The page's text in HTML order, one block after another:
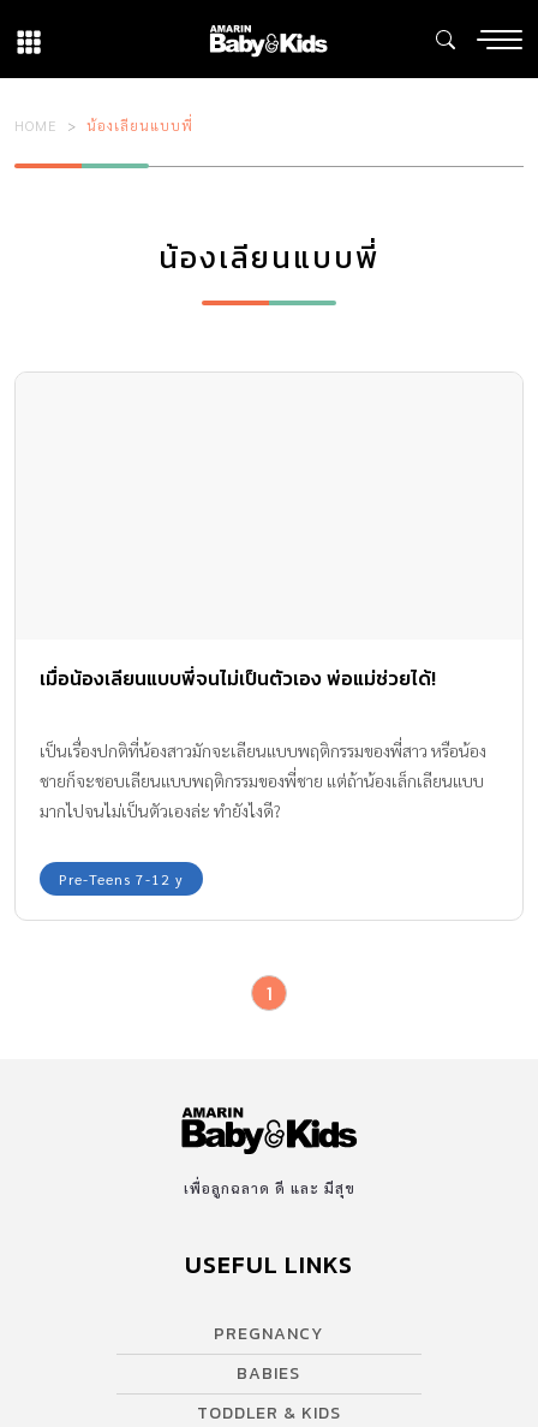
HOME น้องเลียนแบบพี่
น้องเลียนแบบพี่
เมื่อน้องเลียนแบบพี่จนไม่เป็นตัวเอง พ่อแม่ช่วยได้!
เป็นเรื่องปกติที่น้องสาวมักจะเลียนแบบพฤติกรรมของพี่สาว หรือน้อง
ชายก็จะชอบเลียนแบบพฤติกรรมของพี่ชาย แต่ถ้าน้องเล็กเลียนแบบ
มากไปจนไม่เป็นตัวเองล่ะ ทำยังไงดี?
Pre-Teens 7-12 y
1
เพื่อลูกฉลาด ดี และ มีสุข
USEFUL LINKS
PREGNANCY
BABIES
TODDLER & KIDS